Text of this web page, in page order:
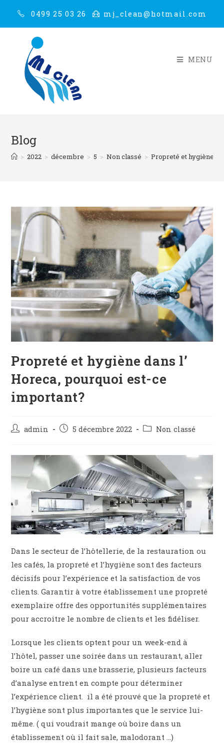
0499 25 03 26 mj_clean@hotmail.com
MENU
Blog
> 2022 > décembre > 5 > Non classé > Propreté et hygiène
Propreté et hygiène dans l’
Horeca, pourquoi est-ce
important?
admin 5 décembre 2022 Non classé
Dans le secteur de l’hôtellerie, de la restauration ou
les cafés, la propreté et l’hygiène sont des facteurs
décisifs pour l’expérience et la satisfaction de vos
clients. Garantir à votre établissement une propreté
exemplaire offre des opportunités supplémentaires
pour accroitre le nombre de clients et les fidéliser.
Lorsque les clients optent pour un week-end à
l’hôtel, passer une soirée dans un restaurant, aller
boire un café dans une brasserie, plusieurs facteurs
d’analyse entrent en compte pour déterminer
l’expérience client. il a été prouvé que la propreté et
l’hygiène sont plus importantes que le service lui-
même. ( qui voudrait mange où boire dans un
établissement où il fait sale, malodorant …)